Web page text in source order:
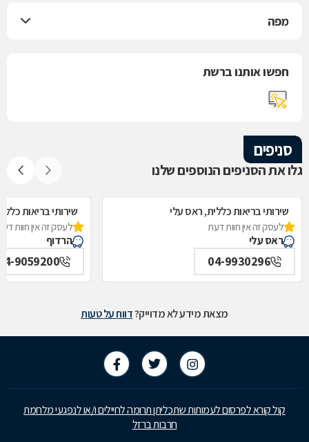
מפה
חפשו אותנו ברשת
סניפים
גלו את הסניפים הנוספים שלנו
שירותי בריאות כללית, ראס עלי
לעסק זה אין חוות דעת
ראס עלי
04-9930296
שירותי בריאות
לעסק זה אין חוות
הרדוף
9059200
מצאת מידע לא מדוייק?דווח על טעות
קול קורא לפרסום לעמותות שתכליתן תרומה לחיילים ו/או לנפגעי מלחמת
חרבות ברזל